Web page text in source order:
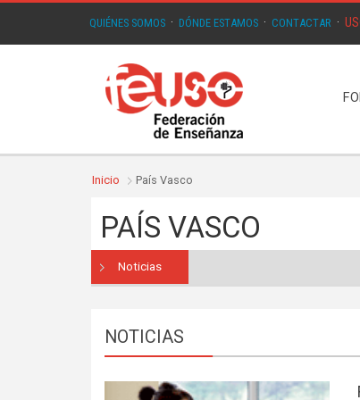
QUIÉNES SOMOS · DÓNDE ESTAMOS · CONTACTAR ·
Inicio País Vasco
PAÍS VASCO
Noticias
NOTICIAS